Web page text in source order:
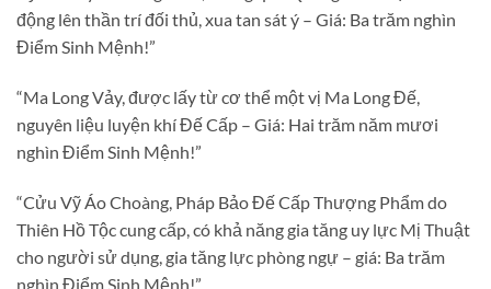
động lên thần trí đối thủ, xua tan sát ý – Giá: Ba trăm nghìn
Điểm Sinh Mệnh!”
“Ma Long Vảy, được lấy từ cơ thể một vị Ma Long Đế,
nguyên liệu luyện khí Đế Cấp – Giá: Hai trăm năm mươi
nghìn Điểm Sinh Mệnh!”
“Cửu Vỹ Áo Choàng, Pháp Bảo Đế Cấp Thượng Phẩm do
Thiên Hồ Tộc cung cấp, có khả năng gia tăng uy lực Mị Thuật
cho người sử dụng, gia tăng lực phòng ngự – giá: Ba trăm
nghìn Điểm Sinh Mệnh!”